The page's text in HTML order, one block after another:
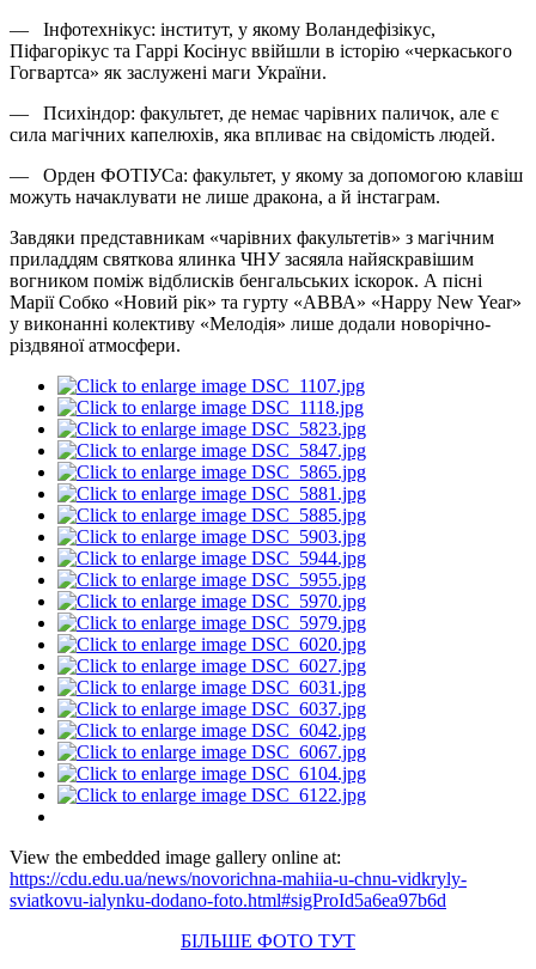
— Інфотехнікус: інститут, у якому Воландефізікус,
Піфагорікус та Гаррі Косінус ввійшли в історію «черкаського
Гогвартса» як заслужені маги України.
— Психіндор: факультет, де немає чарівних паличок, але є
сила магічних капелюхів, яка впливає на свідомість людей.
— Орден ФОТІУСа: факультет, у якому за допомогою клавіш
можуть начаклувати не лише дракона, а й інстаграм.
Завдяки представникам «чарівних факультетів» з магічним
приладдям святкова ялинка ЧНУ засяяла найяскравішим
вогником поміж відблисків бенгальських іскорок. А пісні
Марії Собко «Новий рік» та гурту «АВВА» «Happy New Year»
у виконанні колективу «Мелодія» лише додали новорічно-
різдвяної атмосфери.
View the embedded image gallery online at:
https://cdu.edu.ua/news/novorichna-mahiia-u-chnu-vidkryly-
sviatkovu-ialynku-dodano-foto.html#sigProId5a6ea97b6d
БІЛЬШЕ ФОТО ТУТ